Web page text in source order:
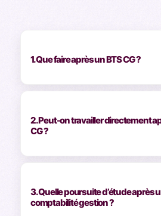
1. Que faire après un BTS CG ?
2. Peut-on travailler directement
CG ?
3. Quelle poursuite d’étude après
comptabilité gestion ?